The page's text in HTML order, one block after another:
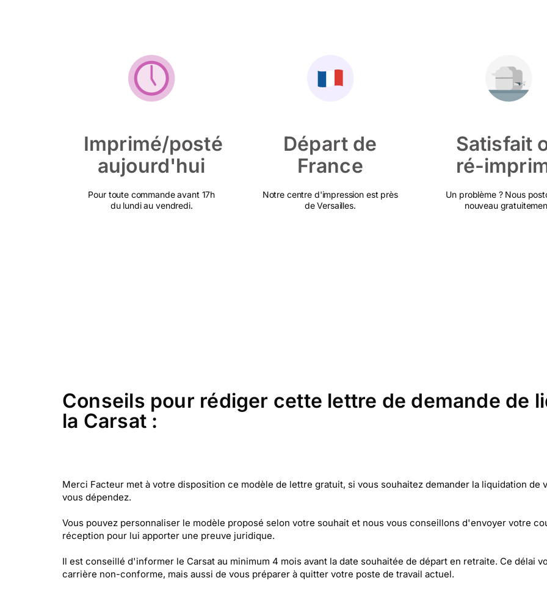
Imprimé/posté
aujourd'hui
Pour toute commande avant 17h
du lundi au vendredi.
Départ de
France
Notre centre d'impression est près
de Versailles.
Satisfait
ré-
Un problème ? Nous
nouveau
Conseils pour rédiger cette lettre de demande de
la Carsat :
Merci Facteur met à votre disposition ce modèle de lettre gratuit, si vous souhaitez demander la liquidation de
vous dépendez.
Vous pouvez personnaliser le modèle proposé selon votre souhait et nous vous conseillons d'envoyer votre
réception pour lui apporter une preuve juridique.
Il est conseillé d'informer le Carsat au minimum 4 mois avant la date souhaitée de départ en retraite. Ce délai
carrière non-conforme, mais aussi de vous préparer à quitter votre poste de travail actuel.